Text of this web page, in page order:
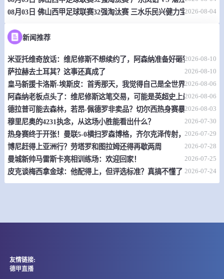
0 - 0
欧锦U16 B 08-10 22:00
丹麦U16 0 - 0 英格兰U16
情报
女欧U16 B 08-10 22:00 即将开始
冰岛女篮U16 0 - 0 丹麦女篮U16
瑞士女篮U16 0 - 0 比利时女篮U16
08月03日 佛山西甲足球联赛32强淘汰赛 三水乐民兴健力宝 VS 中国澳
2026-08-04
新闻推荐
米亚托维奇放话：维尼修斯不想续约了，阿森纳准备好砸钱2026-08-10
萨拉赫去土耳其？这事还真成了 2026-08-10
皇马新援卡洛斯-埃斯皮：首秀那天，我觉得自己是全世界最幸福的人
2026-08-06
阿森纳老板点头了：维尼修斯这笔交易，可能是英超史上最炸裂的转
2026-08-06
德拉普可能去森林，若昂-佩德罗非卖品？切尔西热身赛暴露不少问题
2026-08-03
穆里尼奥的4231执念，从这场小胜能看出什么？ 2026-07-30
热身赛终于开张！曼联5-0横扫罗森博格，齐尔克泽传射，19岁小将惊
2026-07-29
博尼赶得上亚洲行？劳塔罗和图拉姆还得再歇两周 2026-07-28
曼城新帅马雷斯卡亮相训练场：欢迎回家！ 2026-07-25
皮克谈梅西拿金球：他配得上，但评选标准？真搞不懂了 2026-07-24
友情链接:
德甲直播